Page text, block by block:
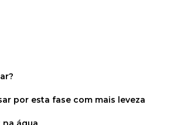
por esta fase com mais leveza